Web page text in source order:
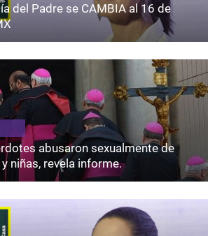
del Padre se CAMBIA al 16 de
abusaron sexualmente de
niñas, revela informe.